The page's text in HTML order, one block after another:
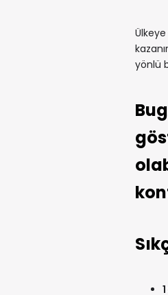
yönlü